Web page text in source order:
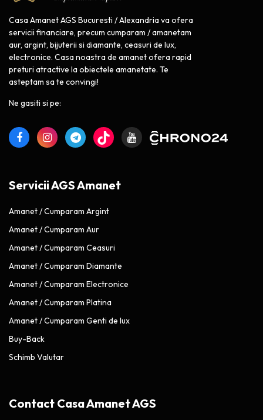
Casa Amanet AGS Bucuresti / Alexandria va ofera
servicii financiare, precum cumparam / amanetam
aur, argint, bijuterii si diamante, ceasuri de lux,
electronice. Casa noastra de amanet ofera rapid
preturi atractive la obiectele amanetate. Te
asteptam sa te convingi!
Ne gasiti si pe:
Servicii AGS Amanet
Amanet / Cumparam Argint
Amanet / Cumparam Aur
Amanet / Cumparam Ceasuri
Amanet / Cumparam Diamante
Amanet / Cumparam Electronice
Amanet / Cumparam Platina
Amanet / Cumparam Genti de lux
Buy-Back
Schimb Valutar
Contact Casa Amanet AGS